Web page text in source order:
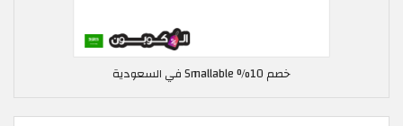
خصم 10% Smallable في السعودية